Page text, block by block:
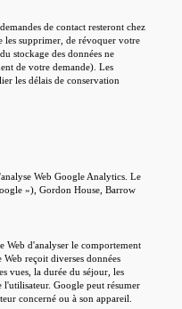
de contact resteront chez
les supprimer, de révoquer votre
stockage des données ne
de votre demande). Les
les délais de conservation
Web Google Analytics. Le
»), Gordon House, Barrow
Web d'analyser le comportement
reçoit diverses données
vues, la durée du séjour, les
Google peut résumer
concerné ou à son appareil.
Erlebnis auf unserer Website zu
Sie zulassen möchten.
Website erforderlich. Dauer